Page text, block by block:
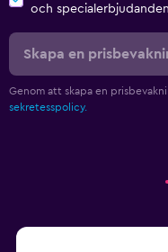
och
Skapa en
Genom att skapa en
sekretesspolicy.